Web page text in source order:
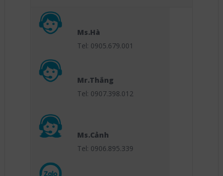
Ms.Hà
Tel: 0905.679.001
Mr.Thắng
Tel: 0907.398.012
Ms.Cảnh
Tel: 0906.895.339